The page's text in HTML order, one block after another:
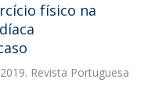
físico na
Revista Portuguesa